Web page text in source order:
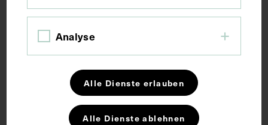
Erster Weltkrieg
Mund-Kiefer-Gesichts-Chirurgie
Verwundung
Analyse
Alle Dienste erlauben
Alle Dienste ablehnen